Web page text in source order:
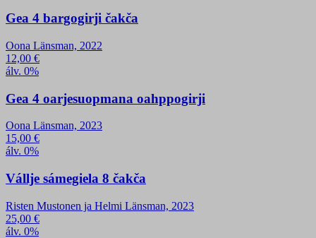
Gea 4 bargogirji čakča
Oona Länsman, 2022
12,00 €
álv. 0%
Gea 4 oarjesuopmana oahppogirji
Oona Länsman, 2023
15,00 €
álv. 0%
Vállje sámegiela 8 čakča
Risten Mustonen ja Helmi Länsman, 2023
25,00 €
álv. 0%